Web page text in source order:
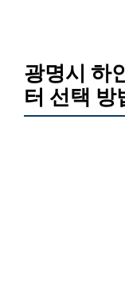
광명시 하
터 선택 방